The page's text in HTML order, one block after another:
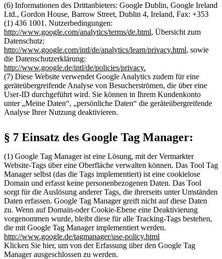
(6) Informationen des Drittanbieters: Google Dublin, Google Ireland
Ltd., Gordon House, Barrow Street, Dublin 4, Ireland, Fax: +353
(1) 436 1001. Nutzerbedingungen:
http://www.google.com/analytics/terms/de.html, Übersicht zum
Datenschutz:
http://www.google.com/intl/de/analytics/learn/privacy.html, sowie
die Datenschutzerklärung:
http://www.google.de/intl/de/policies/privacy.
(7) Diese Website verwendet Google Analytics zudem für eine
geräteübergreifende Analyse von Besucherströmen, die über eine
User-ID durchgeführt wird. Sie können in Ihrem Kundenkonto
unter „Meine Daten“, „persönliche Daten“ die geräteübergreifende
Analyse Ihrer Nutzung deaktivieren.
§ 7 Einsatz des Google Tag Manager:
(1) Google Tag Manager ist eine Lösung, mit der Vermarkter
Website-Tags über eine Oberfläche verwalten können. Das Tool Tag
Manager selbst (das die Tags implementiert) ist eine cookielose
Domain und erfasst keine personenbezogenen Daten. Das Tool
sorgt für die Auslösung anderer Tags, die ihrerseits unter Umständen
Daten erfassen. Google Tag Manager greift nicht auf diese Daten
zu. Wenn auf Domain-oder Cookie-Ebene eine Deaktivierung
vorgenommen wurde, bleibt diese für alle Tracking-Tags bestehen,
die mit Google Tag Manager implementiert werden.
http://www.google.de/tagmanager/use-policy.html
Klicken Sie hier, um von der Erfassung über den Google Tag
Manager ausgeschlossen zu werden.